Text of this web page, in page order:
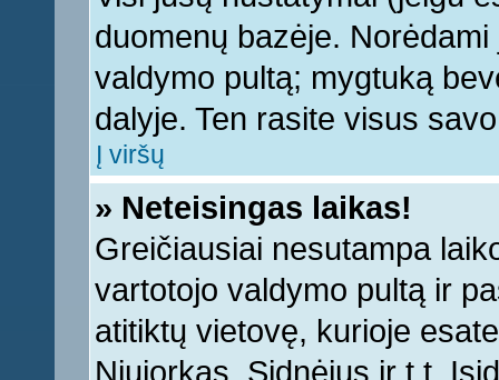
duomenų bazėje.
valdymo pultą; mygtuką
dalyje. Ten rasite visus
Į viršų
» Neteisingas laikas!
Greičiausiai nesutampa
vartotojo valdymo pultą ir
atitiktų vietovę, kurioje
Niujorkas, Sidnėjus ir t.t.